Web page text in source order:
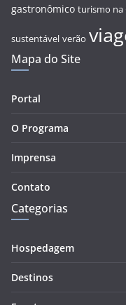
gastronômico turismo na
sustentável verão
Mapa do Site
Portal
O Programa
Imprensa
Contato
Categorias
Hospedagem
Destinos